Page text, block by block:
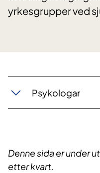
yrkesgrupper ved
Psykologar
Denne sida er under
etter kvart.